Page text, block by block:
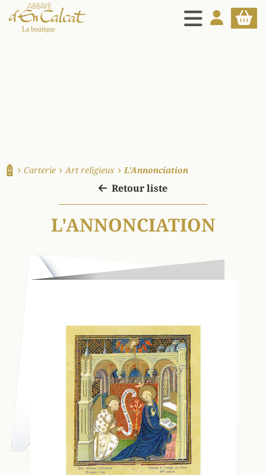
MENU
MON PANIER
Carterie Art religieux L'Annonciation
Retour liste
L'ANNONCIATION